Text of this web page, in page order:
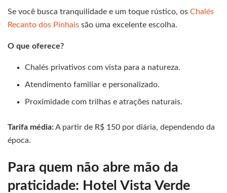
Se você busca tranquilidade e um toque rústico, os Chalés
Recanto dos Pinhais são uma excelente escolha.
O que oferece?
Chalés privativos com vista para a natureza.
Atendimento familiar e personalizado.
Proximidade com trilhas e atrações naturais.
Tarifa média:A partir de R$ 150 por diária, dependendo da
época.
Para quem não abre mão da
praticidade: Hotel Vista Verde